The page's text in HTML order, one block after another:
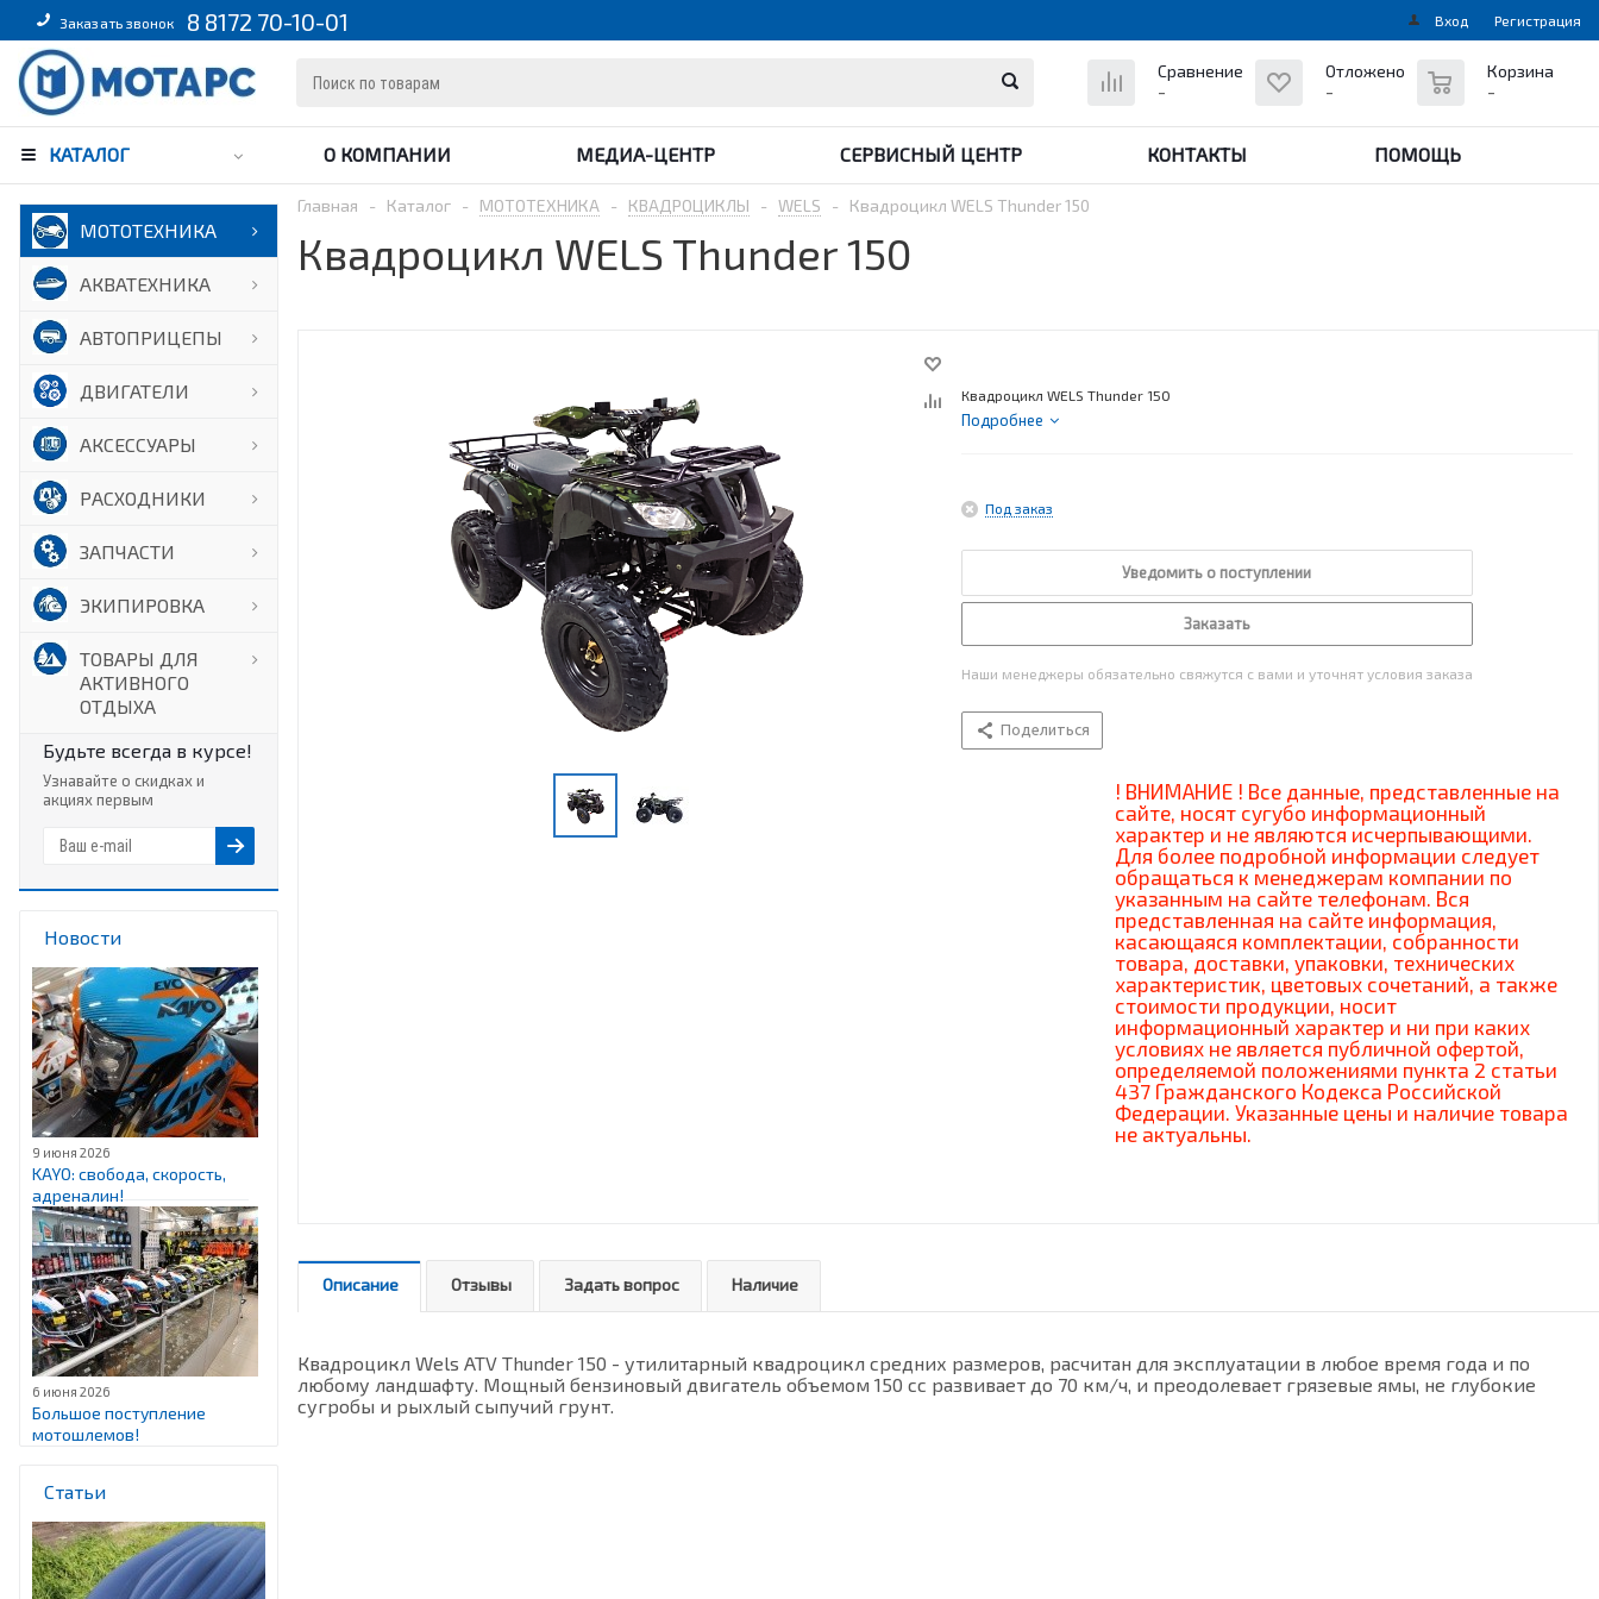
Заказать звонок 8 8172 70-10-01 Вход Регистрация
Сравнение
-
Отложено
-
Корзина
-
КАТАЛОГ О КОМПАНИИ МЕДИА-ЦЕНТР СЕРВИСНЫЙ ЦЕНТР КОНТАКТЫ ПОМОЩЬ
МОТОТЕХНИКА
АКВАТЕХНИКА
АВТОПРИЦЕПЫ
ДВИГАТЕЛИ
АКСЕССУАРЫ
РАСХОДНИКИ
ЗАПЧАСТИ
ЭКИПИРОВКА
ТОВАРЫ ДЛЯ
АКТИВНОГО
ОТДЫХА
Будьте всегда в курсе!
Узнавайте о скидках и
акциях первым
Новости
9 июня 2026
KAYO: свобода, скорость,
адреналин!
6 июня 2026
Большое поступление
мотошлемов!
Статьи
Главная - Каталог - МОТОТЕХНИКА - КВАДРОЦИКЛЫ - WELS - Квадроцикл WELS Thunder 150
Квадроцикл WELS Thunder 150
Квадроцикл WELS Thunder 150
Подробнее
Под заказ
Уведомить о поступлении
Заказать
Наши менеджеры обязательно свяжутся с вами и уточнят условия заказа
Поделиться
! ВНИМАНИЕ ! Все данные, представленные на
сайте, носят сугубо информационный
характер и не являются исчерпывающими.
Для более подробной информации следует
обращаться к менеджерам компании по
указанным на сайте телефонам. Вся
представленная на сайте информация,
касающаяся комплектации, собранности
товара, доставки, упаковки, технических
характеристик, цветовых сочетаний, а также
стоимости продукции, носит
информационный характер и ни при каких
условиях не является публичной офертой,
определяемой положениями пункта 2 статьи
437 Гражданского Кодекса Российской
Федерации. Указанные цены и наличие товара
не актуальны.
Описание Отзывы Задать вопрос Наличие
Квадроцикл Wels ATV Thunder 150 - утилитарный квадроцикл средних размеров, расчитан для эксплуатации в любое время года и по
любому ландшафту. Мощный бензиновый двигатель объемом 150 сс развивает до 70 км/ч, и преодолевает грязевые ямы, не глубокие
сугробы и рыхлый сыпучий грунт.